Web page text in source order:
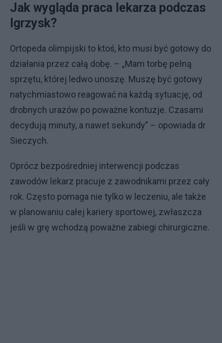
Jak wygląda praca lekarza podczas
Igrzysk?
Ortopeda olimpijski to ktoś, kto musi być gotowy do
działania przez całą dobę. – „Mam torbę pełną
sprzętu, której ledwo unoszę. Muszę być gotowy
natychmiastowo reagować na każdą sytuację, od
drobnych urazów po poważne kontuzje. Czasami
decydują minuty, a nawet sekundy” – opowiada dr
Sieczych.
Oprócz bezpośredniej interwencji podczas
zawodów lekarz pracuje z zawodnikami przez cały
rok. Często pomaga nie tylko w leczeniu, ale także
w planowaniu całej kariery sportowej, zwłaszcza
jeśli w grę wchodzą poważne zabiegi chirurgiczne.